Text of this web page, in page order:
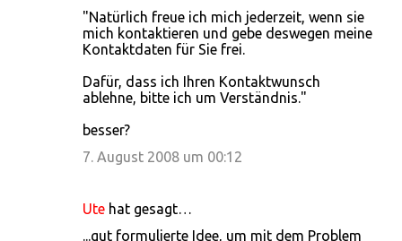
"Natürlich freue ich mich jederzeit, wenn sie
mich kontaktieren und gebe deswegen meine
Kontaktdaten für Sie frei.
Dafür, dass ich Ihren Kontaktwunsch
ablehne, bitte ich um Verständnis."
besser?
7. August 2008 um 00:12
Ute hat gesagt…
...gut formulierte Idee, um mit dem Problem